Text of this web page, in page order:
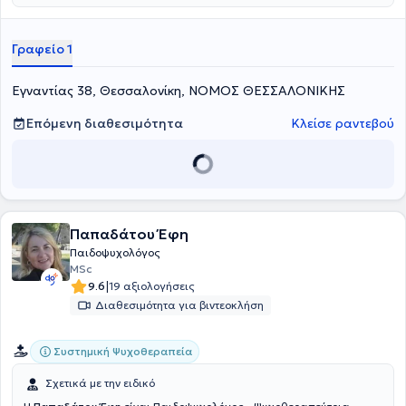
Γραφείο 1
Εγναντίας 38, Θεσσαλονίκη, ΝΟΜΟΣ ΘΕΣΣΑΛΟΝΙΚΗΣ
Επόμενη διαθεσιμότητα
Κλείσε ραντεβού
Παπαδάτου Έφη
Παιδοψυχολόγος
MSc
9.6|19 αξιολογήσεις
Διαθεσιμότητα για βιντεοκλήση
Συστημική Ψυχοθεραπεία
Σχετικά με την ειδικό